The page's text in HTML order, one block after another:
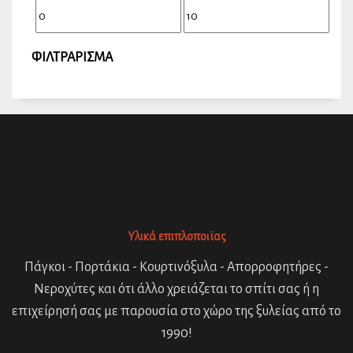
Ελάχιστη Μέγιστη
ΦΙΛΤΡΆΡΙΣΜΑ
Υλικά επιπλοποιϊας
Πάγκοι - Πορτάκια - Κουρτινόξυλα - Απορροφητήρες -
Νεροχύτες και ότι άλλο χρειάζεται το σπίτι σας ή η
επιχείρησή σας με παρουσία στο χώρο της ξυλείας από το
1990!